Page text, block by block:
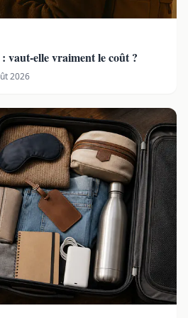
vaut-elle vraiment le coût ?
2026